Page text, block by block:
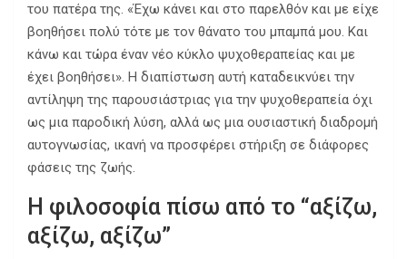
του πατέρα της. «Έχω κάνει και στο παρελθόν και με είχε
βοηθήσει πολύ τότε με τον θάνατο του μπαμπά μου. Και
κάνω και τώρα έναν νέο κύκλο ψυχοθεραπείας και με
έχει βοηθήσει». Η διαπίστωση αυτή καταδεικνύει την
αντίληψη της παρουσιάστριας για την ψυχοθεραπεία όχι
ως μια παροδική λύση, αλλά ως μια ουσιαστική διαδρομή
αυτογνωσίας, ικανή να προσφέρει στήριξη σε διάφορες
φάσεις της ζωής.
Η φιλοσοφία πίσω από το “αξίζω,
αξίζω, αξίζω”